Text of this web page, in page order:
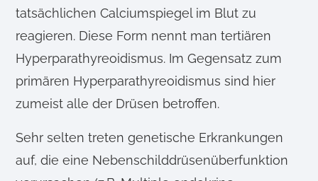
tatsächlichen Calciumspiegel im Blut zu
reagieren. Diese Form nennt man tertiären
Hyperparathyreoidismus. Im Gegensatz zum
primären Hyperparathyreoidismus sind hier
zumeist alle der Drüsen betroffen.
Sehr selten treten genetische Erkrankungen
auf, die eine Nebenschilddrüsenüberfunktion